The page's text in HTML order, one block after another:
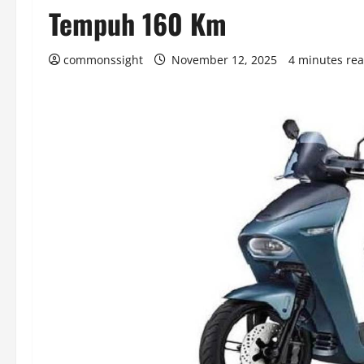
Tempuh 160 Km
commonssight November 12, 2025 4 minutes